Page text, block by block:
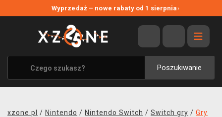
Wyprzedaż – nowe rabaty od 1 sierpnia›
Poszukiwanie
WYPRZEDAŻ
WSZYSTKIE MARKI
XZONE ORIGINALS
UBRANIA I AKCESORIA
xzone.pl / Nintendo / Nintendo Switch / Switch gry / Gry